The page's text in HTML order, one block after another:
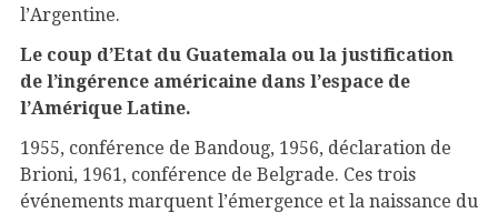
l’Argentine.
Le coup d’Etat du Guatemala ou la justification
de l’ingérence américaine dans l’espace de
l’Amérique Latine.
1955, conférence de Bandoug, 1956, déclaration de
Brioni, 1961, conférence de Belgrade. Ces trois
événements marquent l’émergence et la naissance du